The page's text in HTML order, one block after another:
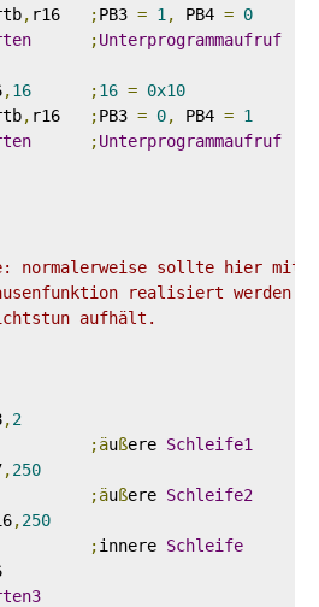
, r16 ;PB3 = 1 , PB4 = 0
;Unterprogrammaufruf
,16 ;16 = 0x10
, r16 ;PB3 = 0, PB4 = 1
;Unterprogrammaufruf
normalerweise sollte hier mit
realisiert werden
aufhält.
,2
;äußere Schleife1
,250
;äußere Schleife2
,250
;innere Schleife